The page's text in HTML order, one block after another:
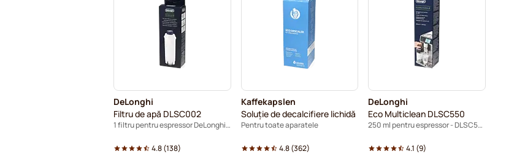
DeLonghi
Filtru de apă DLSC002
1 filtru pentru espressor DeLonghi - DLSC002
4.8(138)
Kaffekapslen
Soluție de decalcifiere lichidă
Pentru toate aparatele
4.8(362)
DeLonghi
Eco Multiclean DLSC550
250 ml pentru espressor - DLSC550
4.1 (9)